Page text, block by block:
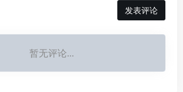
发表评论
暂无评论...